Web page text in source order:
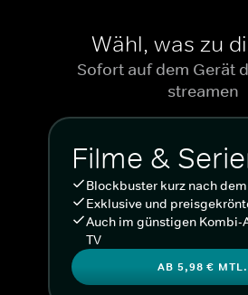
Wähl, was zu
Sofort auf dem Gerät
streamen
Filme &
Blockbuster kurz nach
Exklusive und
Auch im günstigen Kombi-
TV
AB 5,98 € MTL.